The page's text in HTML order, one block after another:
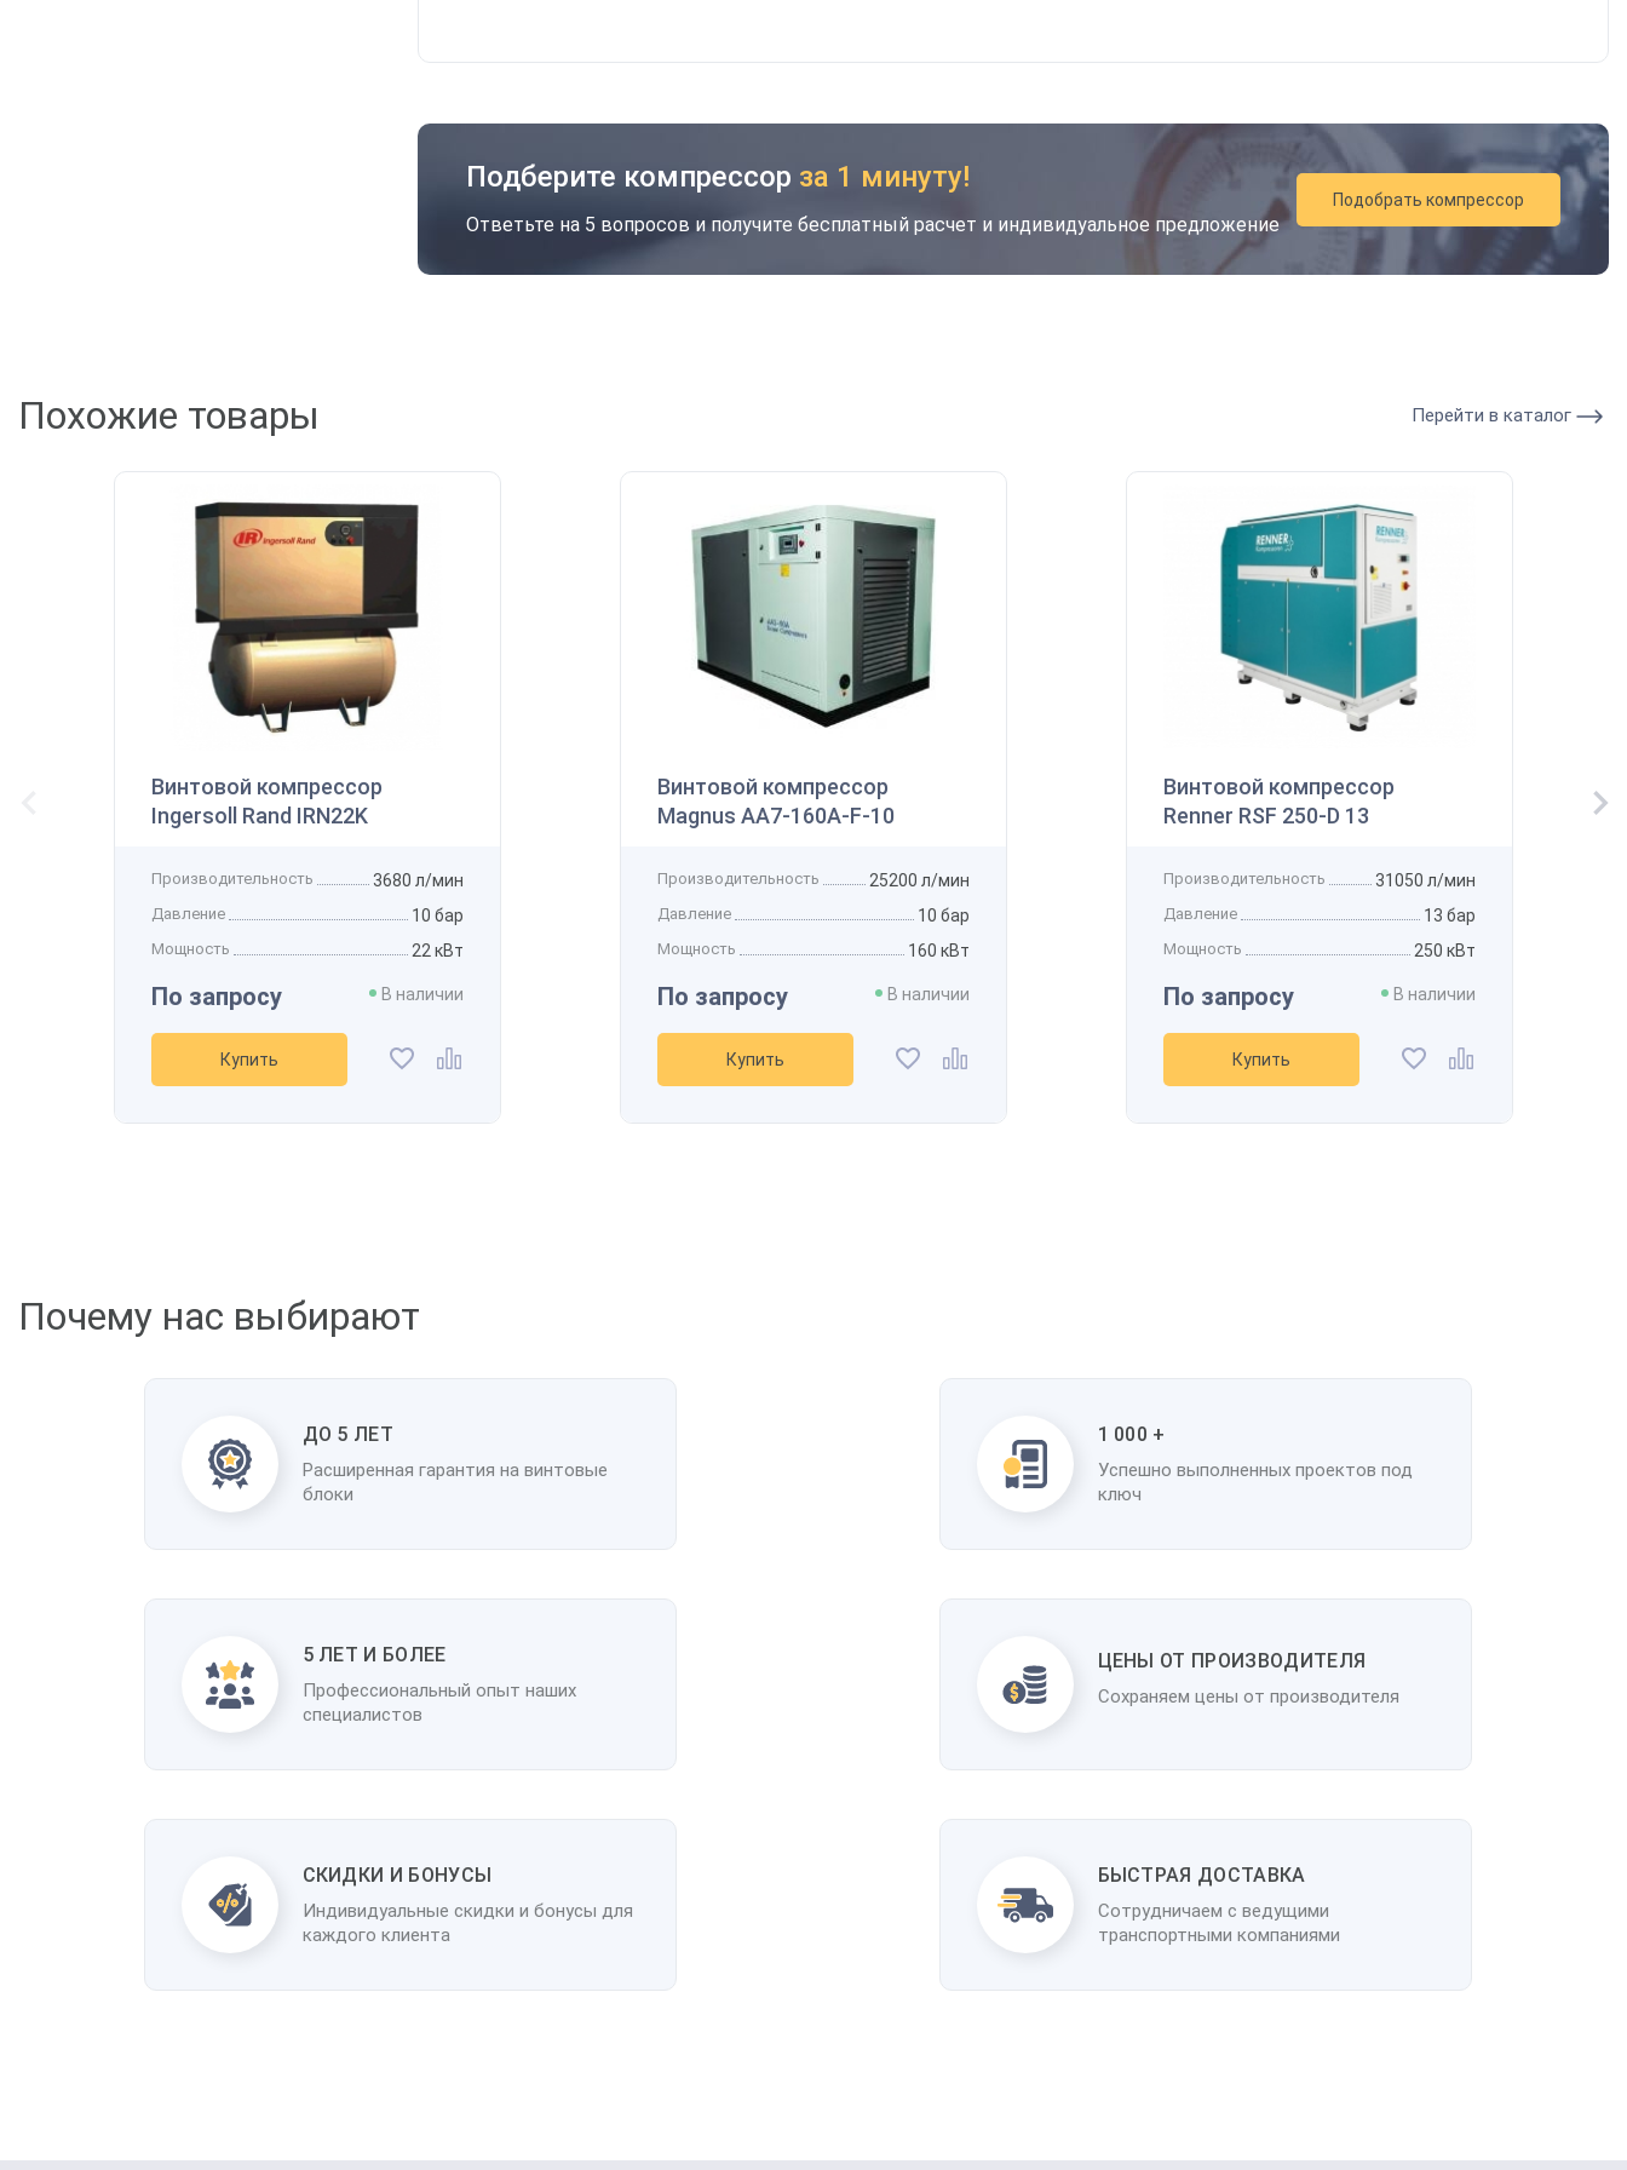
Подберите компрессор за 1 минуту!
Ответьте на 5 вопросов и получите бесплатный расчет и индивидуальное предложение
Подобрать компрессор
Похожие товары Перейти в каталог
Винтовой компрессор
Ingersoll Rand IRN22K
Производительность 3680 л/мин
Давление 10 бар
Мощность 22 кВт
По запросу В наличии
Купить
Винтовой компрессор
Magnus АА7-160А-F-10
Производительность 25200 л/мин
Давление 10 бар
Мощность 160 кВт
По запросу В наличии
Купить
Винтовой компрессор
Renner RSF 250-D 13
Производительность 31050 л/мин
Давление 13 бар
Мощность 250 кВт
По запросу В наличии
Купить
Почему нас выбирают
ДО 5 ЛЕТ
Расширенная гарантия на винтовые
блоки
1 000 +
Успешно выполненных проектов под
ключ
5 ЛЕТ И БОЛЕЕ
Профессиональный опыт наших
специалистов
ЦЕНЫ ОТ ПРОИЗВОДИТЕЛЯ
Сохраняем цены от производителя
CКИДКИ И БОНУСЫ
Индивидуальные скидки и бонусы для
каждого клиента
БЫСТРАЯ ДОСТАВКА
Сотрудничаем с ведущими
транспортными компаниями
Ваш номер телефона
Получить
145 122 ₽
800 л/мин
Давление
Напряжение-